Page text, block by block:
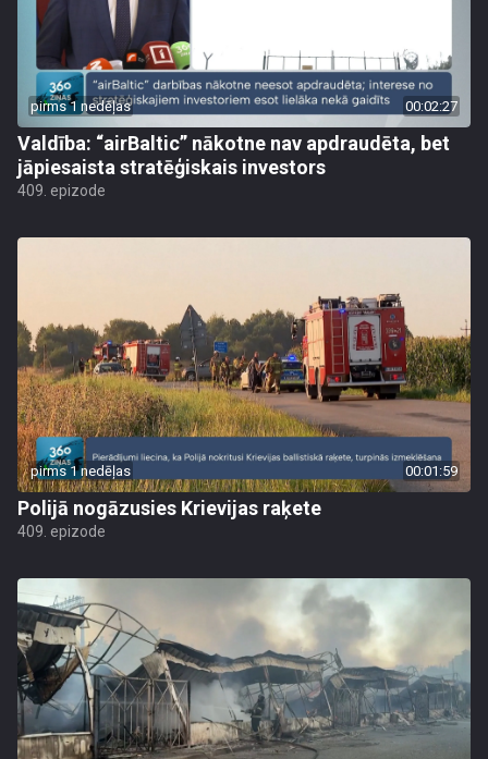
pirms 1 nedēļas 00:02:27
Valdība: “airBaltic” nākotne nav apdraudēta, bet
jāpiesaista stratēģiskais investors
409. epizode
pirms 1 nedēļas 00:01:59
Polijā nogāzusies Krievijas raķete
409. epizode